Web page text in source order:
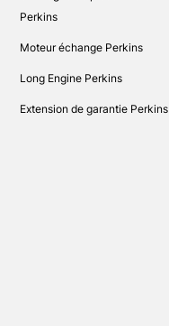
Perkins
Moteur échange Perkins
Long Engine Perkins
Extension de garantie Perkins